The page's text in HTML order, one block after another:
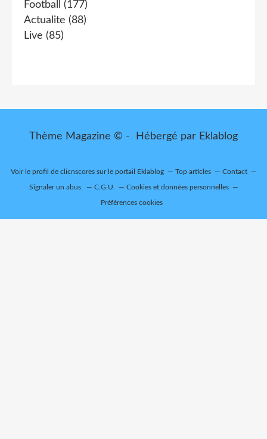
Football
(177)
Actualite (88)
Live (85)
Thème Magazine © - Hébergé par Eklablog
Voir le profil de clicnscoressur le portail Eklablog Top articles Contact
Signaler un abus C.G.U. Cookies et données personnelles
Préférences cookies